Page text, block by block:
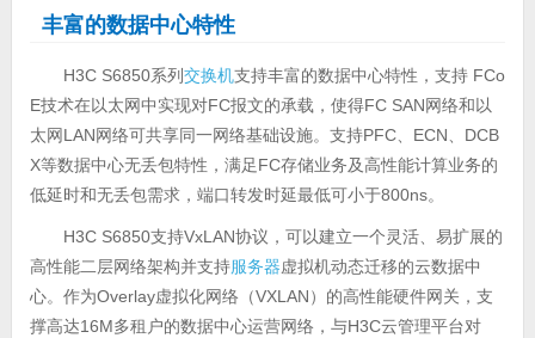
丰富的数据中心特性
H3C S6850系列交换机支持丰富的数据中心特性，支持 FCo
E技术在以太网中实现对FC报文的承载，使得FC SAN网络和以
太网LAN网络可共享同一网络基础设施。支持PFC、ECN、DCB
X等数据中心无丢包特性，满足FC存储业务及高性能计算业务的
低延时和无丢包需求，端口转发时延最低可小于800ns。
H3C S6850支持VxLAN协议，可以建立一个灵活、易扩展的
高性能二层网络架构并支持服务器虚拟机动态迁移的云数据中
心。作为Overlay虚拟化网络（VXLAN）的高性能硬件网关，支
撑高达16M多租户的数据中心运营网络，与H3C云管理平台对